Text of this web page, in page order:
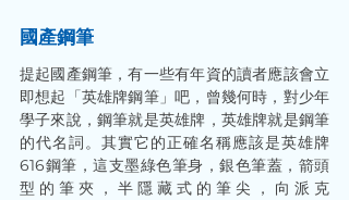
國產鋼筆
提起國產鋼筆，有一些有年資的讀者應該會立
即想起「英雄牌鋼筆」吧，曾幾何時，對少年
學子來說，鋼筆就是英雄牌，英雄牌就是鋼筆
的代名詞。其實它的正確名稱應該是英雄牌
616鋼筆，這支墨綠色筆身，銀色筆蓋，箭頭
型的筆夾，半隱藏式的筆尖，向派克